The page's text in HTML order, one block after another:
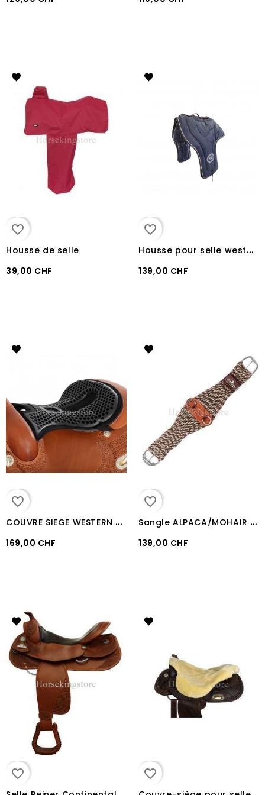
favorite_border
Housse de selle
39,00 CHF
favorite_border
H
ousse pour selle western Pool's
139,00 CHF
favorite_border
C
OUVRE SIEGE WESTERN THERAPEUTIQUE GEL ACAVALLO "ORTHO-COCCYX"
169,00 CHF
favorite_border
S
angle ALPACA/MOHAIR ROPER Classic Equine
139,00 CHF
favorite_border favorite_border